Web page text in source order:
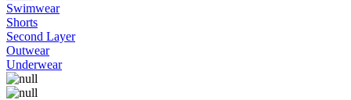
Swimwear
Shorts
Second Layer
Outwear
Underwear